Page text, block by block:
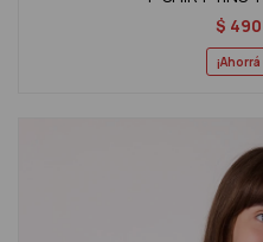
$ 490